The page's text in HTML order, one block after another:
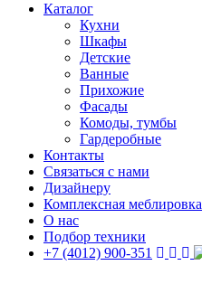
Каталог
Кухни
Шкафы
Детские
Ванные
Прихожие
Фасады
Комоды, тумбы
Гардеробные
Контакты
Связаться с нами
Дизайнеру
Комплексная меблировка
О нас
Подбор техники
+7 (4012) 900-351